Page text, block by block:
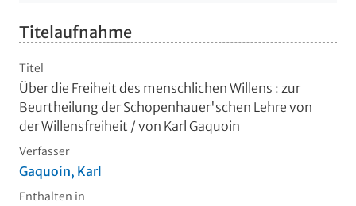
Titelaufnahme
Titel
Über die Freiheit des menschlichen Willens : zur
Beurtheilung der Schopenhauer'schen Lehre von
der Willensfreiheit / von Karl Gaquoin
Verfasser
Gaquoin, Karl
Enthalten in